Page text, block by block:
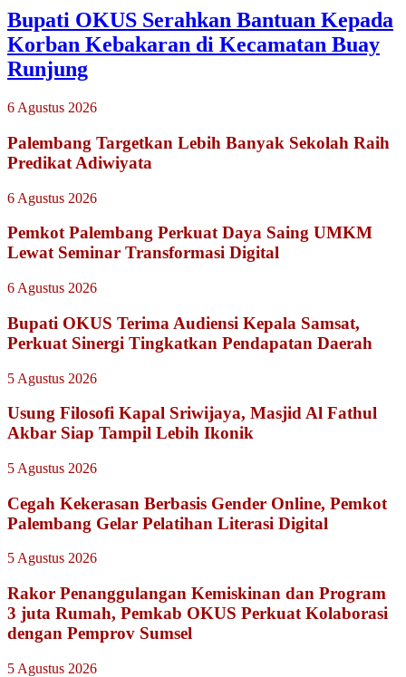
Bupati OKUS Serahkan Bantuan Kepada
Korban Kebakaran di Kecamatan Buay
Runjung
6 Agustus 2026
Palembang Targetkan Lebih Banyak Sekolah Raih
Predikat Adiwiyata
6 Agustus 2026
Pemkot Palembang Perkuat Daya Saing UMKM
Lewat Seminar Transformasi Digital
6 Agustus 2026
Bupati OKUS Terima Audiensi Kepala Samsat,
Perkuat Sinergi Tingkatkan Pendapatan Daerah
5 Agustus 2026
Usung Filosofi Kapal Sriwijaya, Masjid Al Fathul
Akbar Siap Tampil Lebih Ikonik
5 Agustus 2026
Cegah Kekerasan Berbasis Gender Online, Pemkot
Palembang Gelar Pelatihan Literasi Digital
5 Agustus 2026
Rakor Penanggulangan Kemiskinan dan Program
3 juta Rumah, Pemkab OKUS Perkuat Kolaborasi
dengan Pemprov Sumsel
5 Agustus 2026